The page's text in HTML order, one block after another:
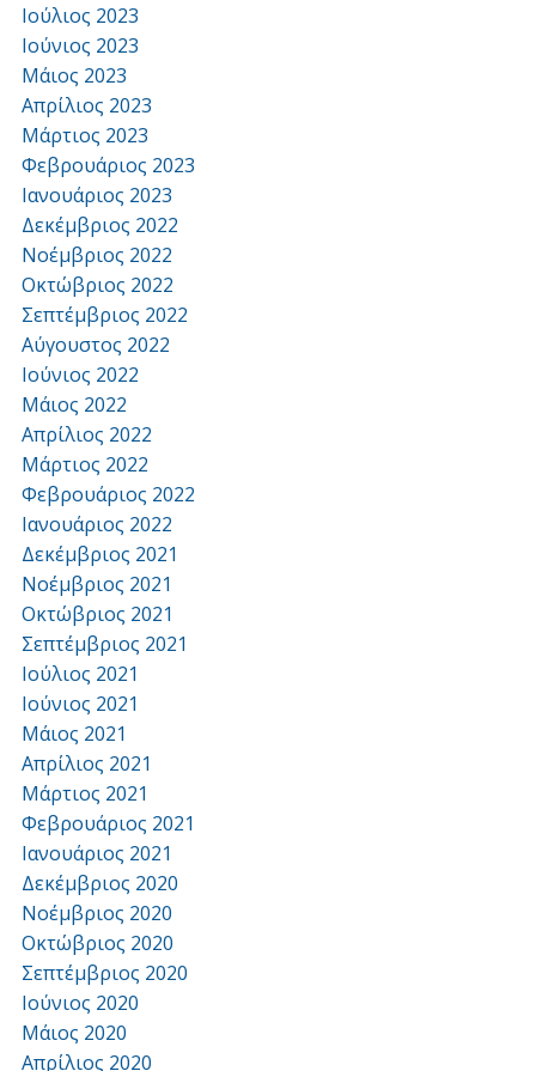
Ιούλιος 2023
Ιούνιος 2023
Μάιος 2023
Απρίλιος 2023
Μάρτιος 2023
Φεβρουάριος 2023
Ιανουάριος 2023
Δεκέμβριος 2022
Νοέμβριος 2022
Οκτώβριος 2022
Σεπτέμβριος 2022
Αύγουστος 2022
Ιούνιος 2022
Μάιος 2022
Απρίλιος 2022
Μάρτιος 2022
Φεβρουάριος 2022
Ιανουάριος 2022
Δεκέμβριος 2021
Νοέμβριος 2021
Οκτώβριος 2021
Σεπτέμβριος 2021
Ιούλιος 2021
Ιούνιος 2021
Μάιος 2021
Απρίλιος 2021
Μάρτιος 2021
Φεβρουάριος 2021
Ιανουάριος 2021
Δεκέμβριος 2020
Νοέμβριος 2020
Οκτώβριος 2020
Σεπτέμβριος 2020
Ιούνιος 2020
Μάιος 2020
Απρίλιος 2020